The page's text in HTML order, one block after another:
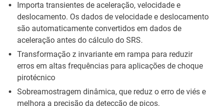
Importa transientes de aceleração, velocidade e
deslocamento. Os dados de velocidade e deslocamento
são automaticamente convertidos em dados de
aceleração antes do cálculo do SRS.
Transformação z invariante em rampa para reduzir
erros em altas frequências para aplicações de choque
pirotécnico
Sobreamostragem dinâmica, que reduz o erro de viés e
melhora a precisão da detecção de picos.